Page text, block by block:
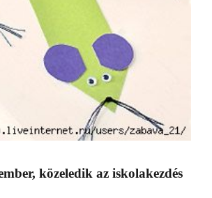
közeledik az iskolakezdés